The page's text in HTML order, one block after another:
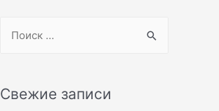
Свежие записи